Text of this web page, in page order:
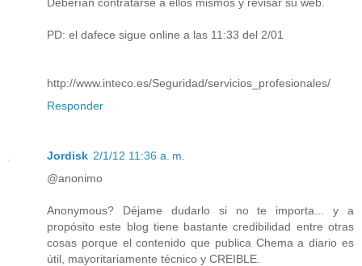
PD: el dafece sigue online a las 11:33 del 2/01
http://www.inteco.es/Seguridad/servicios_profesionales/
Responder
Jordisk 2/1/12 11:36 a. m.
@anonimo
Anonymous? Déjame dudarlo si no te importa... y a
propósito este blog tiene bastante credibilidad entre otras
cosas porque el contenido que publica Chema a diario es
útil, mayoritariamente técnico y CREIBLE.